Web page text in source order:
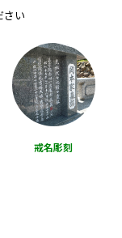
さい
戒名彫刻